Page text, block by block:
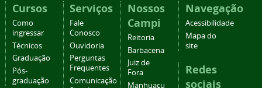
Cursos
Como
ingressar
Técnicos
Graduação
Pós-
graduação
Serviços
Fale
Conosco
Ouvidoria
Perguntas
Frequentes
Comunicação
Nossos
Campi
Reitoria
Barbacena
Juiz de
Fora
Manhuaçu
Navegação
Acessibilidade
Mapa do
site
Redes
sociais